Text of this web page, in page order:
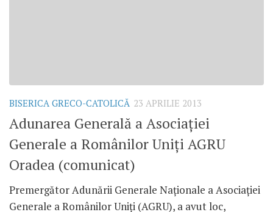
BISERICA GRECO-CATOLICĂ 23 APRILIE 2013
Adunarea Generală a Asociaţiei
Generale a Românilor Uniţi AGRU
Oradea (comunicat)
Premergător Adunării Generale Naţionale a Asociaţiei
Generale a Românilor Uniţi (AGRU), a avut loc,